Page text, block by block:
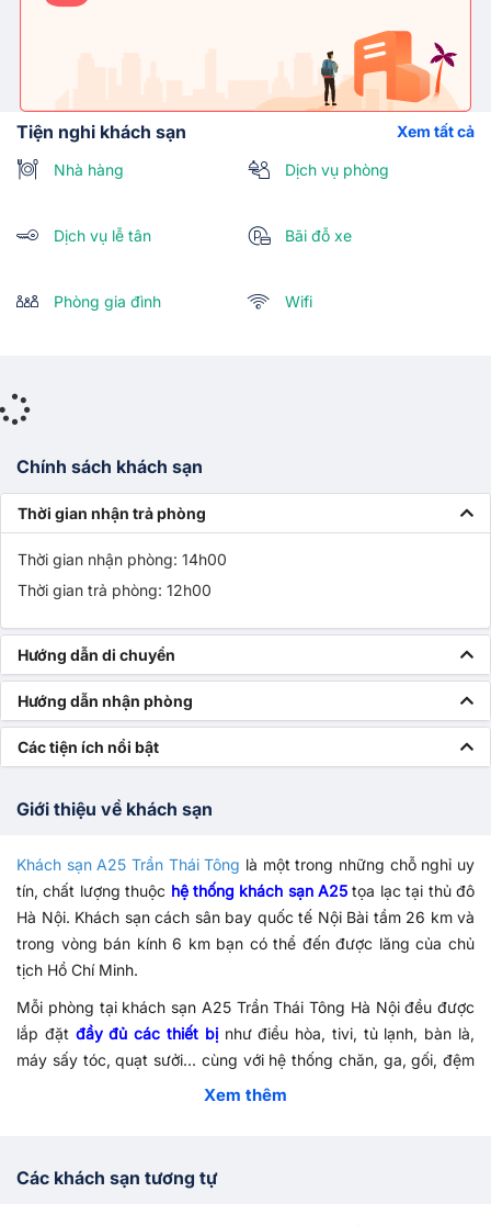
Tiện nghi khách sạn Xem tất cả
Nhà hàng Dịch vụ phòng
Dịch vụ lễ tân Bãi đỗ xe
Phòng gia đình Wifi
Chính sách khách sạn
Thời gian nhận trả phòng
Thời gian nhận phòng: 14h00
Thời gian trả phòng: 12h00
Hướng dẫn di chuyển
Hướng dẫn nhận phòng
Các tiện ích nổi bật
Giới thiệu về khách sạn
Khách sạn A25 Trần Thái Tông là một trong những chỗ nghỉ uy
tín, chất lượng thuộc hệ thống khách sạn A25 tọa lạc tại thủ đô
Hà Nội. Khách sạn cách sân bay quốc tế Nội Bài tầm 26 km và
trong vòng bán kính 6 km bạn có thể đến được lăng của chủ
tịch Hồ Chí Minh.
Mỗi phòng tại khách sạn A25 Trần Thái Tông Hà Nội đều được
lắp đặt đầy đủ các thiết bịnhư điều hòa, tivi, tủ lạnh, bàn là,
máy sấy tóc, quạt sưởi... cùng với hệ thống chăn, ga, gối, đệm
được chọn lựa kỹ lưỡng. Khi lưu trú tại đây quý khách có thể
Tại khách sạn A25, Quý khách có thể thoải mái nghỉ ngơi,
Xem thêm
Các khách sạn tương tự